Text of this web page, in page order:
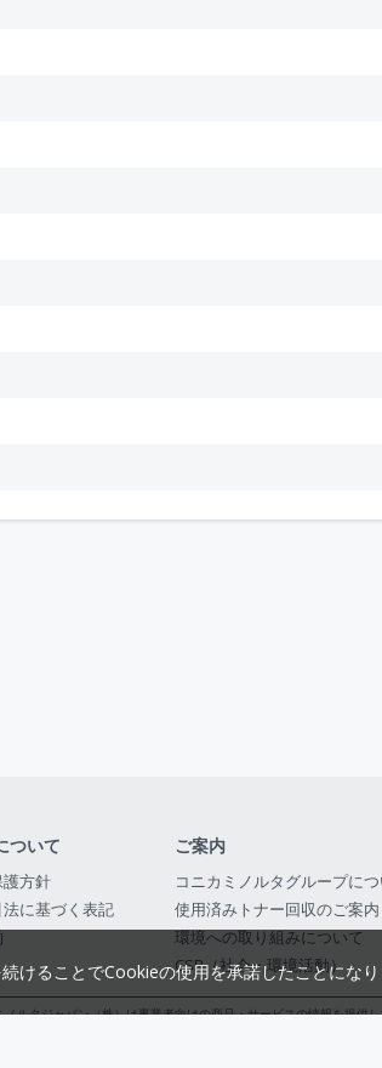
ついて
方針
に基づく表記
ご案内
コニカミノルタグループに
使用済みトナー回収のご案内
環境への取り組みについて
CSR（社会・環境活動）
ノルタジャパン（株）は事業者向けの商品・サービスの情報を提供
けることでCookieの使用を承諾したことになり